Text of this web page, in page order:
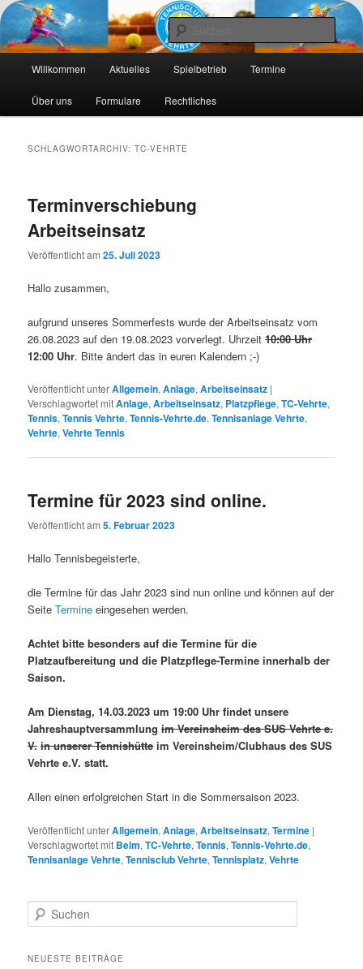
Tennis-Vehrte
Die Webseite des Tennisclub Vehrte e. V.
Zum
primären
Zum
sekundären
Willkommen Aktuelles Spielbetrieb Termine
Über uns Formulare Rechtliches
SCHLAGWORTARCHIV:TC-VEHRTE
Terminverschiebung
Arbeitseinsatz
Veröffentlicht am25. Juli 2023
Hallo zusammen,
aufgrund unseres Sommerfests wurde der Arbeitseinsatz vom
26.08.2023 auf den 19.08.2023 vorverlegt. Uhrzeit10:00 Uhr
12:00 Uhr. Bitte ändert das in euren Kalendern ;-)
Veröffentlicht unterAllgemein,Anlage,Arbeitseinsatz |
Verschlagwortet mitAnlage,Arbeitseinsatz, Platzpflege,TC-Vehrte,
Tennis,Tennis Vehrte,Tennis-Vehrte.de,Tennisanlage Vehrte,
Vehrte,Vehrte Tennis
Termine für 2023 sind online.
Veröffentlicht am5. Februar 2023
Hallo Tennisbegeisterte,
die Termine für das Jahr 2023 sind nun online und können auf der
SeiteTermine eingesehen werden.
Achtet bitte besonders auf die Termine für die
Platzaufbereitung und die Platzpflege-Termine innerhalb der
Saison.
Am Dienstag, 14.03.2023 um 19:00 Uhr findet unsere
Jahreshauptversammlungim Vereinsheim des SUS Vehrte e.
V. in unserer Tennishütte im Vereinsheim/Clubhaus des SUS
Vehrte e.V. statt.
Allen einen erfolgreichen Start in die Sommersaison 2023.
Veröffentlicht unterAllgemein,Anlage,Arbeitseinsatz,Termine |
Verschlagwortet mit Belm,TC-Vehrte,Tennis,Tennis-Vehrte.de,
Tennisanlage Vehrte,Tennisclub Vehrte,Tennisplatz,Vehrte
u
h
NEUESTE BEITRÄGE